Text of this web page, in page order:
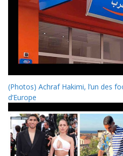
(Photos) Achraf Hakimi, l’un des
d’Europe